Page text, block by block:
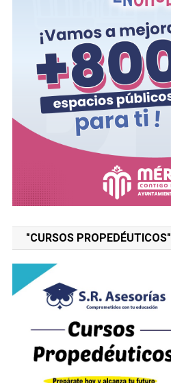
"CURSOS PROPEDÉUTICOS"